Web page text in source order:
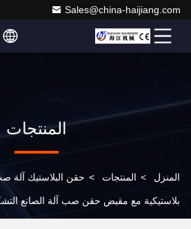
Sales@china-haijiang.com
المنتجات
المنزل > المنتجات > حقن البلاستيك آلة
بلاستيكية مع مقبض حقن صب آلة الصانع